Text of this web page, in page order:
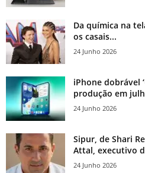
Da química na
os casais...
24 Junho 2026
iPhone dobrável
produção em
24 Junho 2026
Sipur, de Shari
Attal, executivo
24 Junho 2026